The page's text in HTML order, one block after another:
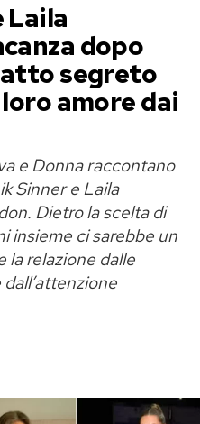
Laila
dopo
segreto
amore dai
e Donna raccontano
Sinner e Laila
Dietro la scelta di
insieme ci sarebbe un
relazione dalle